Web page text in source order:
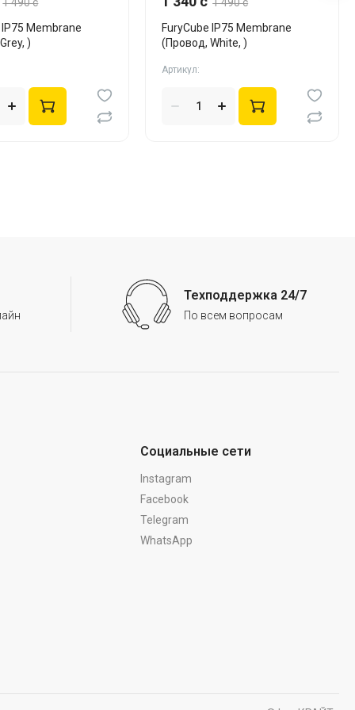
IP75 Membrane
)
FuryCube IP75 Membrane
(Провод, White, )
Артикул:
Техподдержка 24/7
По всем вопросам
Социальные сети
Instagram
Facebook
Telegram
WhatsApp